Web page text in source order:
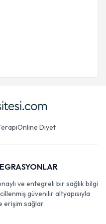
Online Diyet
ve entegreli bir sağlık bilgi
güvenilir altyapısıyla
erişim sağlar.